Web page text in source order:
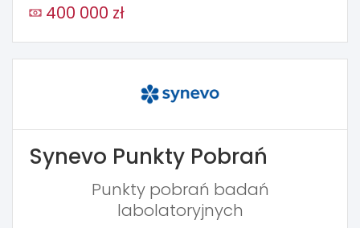
400 000 zł
Synevo Punkty Pobrań
Punkty pobrań badań
labolatoryjnych